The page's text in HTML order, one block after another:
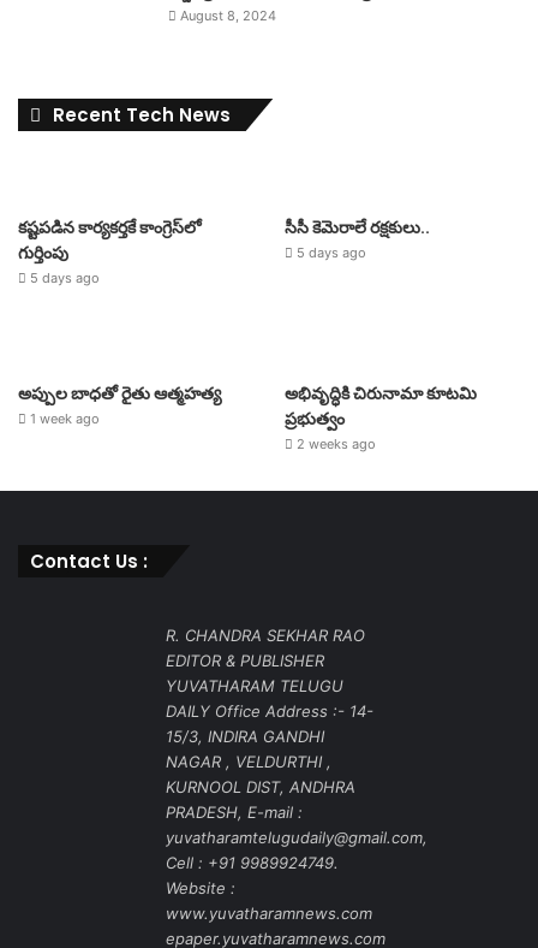
August 8, 2024
Recent Tech News
కష్టపడిన కార్యకర్తకే కాంగ్రెస్‌లో
గుర్తింపు
5 days ago
సీసీ కెమెరాలే రక్షకులు..
5 days ago
అప్పుల బాధతో రైతు ఆత్మహత్య
1 week ago
అభివృద్ధికి చిరునామా కూటమి
ప్రభుత్వం
2 weeks ago
Contact Us :
R. CHANDRA SEKHAR RAO
EDITOR & PUBLISHER
YUVATHARAM TELUGU
DAILY Office Address :- 14-
15/3, INDIRA GANDHI
NAGAR , VELDURTHI ,
KURNOOL DIST, ANDHRA
PRADESH, E-mail :
yuvatharamtelugudaily@gmail.com,
Cell : +91 9989924749.
Website :
www.yuvatharamnews.com
epaper.yuvatharamnews.com